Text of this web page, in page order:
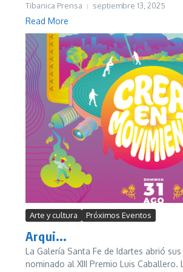
Tibanica Prensa septiembre 13, 2025
Read More
Arte y cultura Próximos Eventos
Arqui...
La Galería Santa Fe de Idartes abrió
nominado al XIII Premio Luis Caballero.